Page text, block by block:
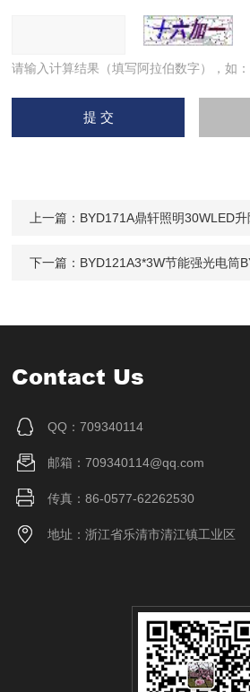
请输入计算结果（填写阿拉伯数字），如
上一篇： BYD171A鼎轩照明30WLED升降
下一篇： BYD121A3*3W节能强光电筒
Contact Us
QQ：709340114
邮箱：709340114@qq.com
传真：86-0577-62262530
地址：浙江省乐清市清江镇工业区